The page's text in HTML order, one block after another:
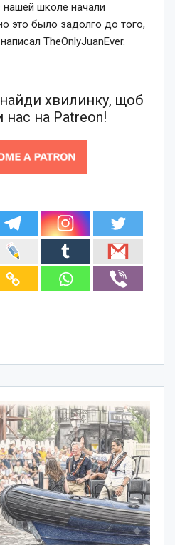
нашей школе начали
это было задолго до того,
TheOnlyJuanEver.
хвилинку, щоб
нас на Patreon!